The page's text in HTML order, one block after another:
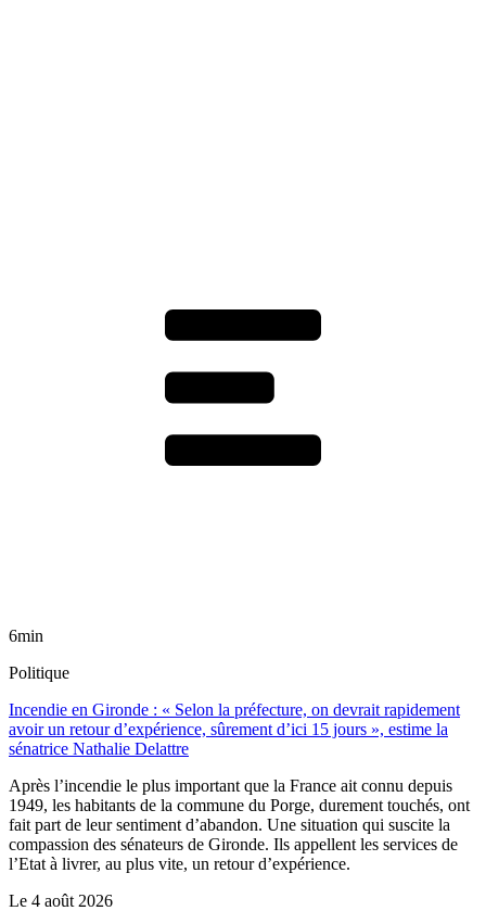
6min
Politique
Incendie en Gironde : « Selon la préfecture, on devrait rapidement
avoir un retour d’expérience, sûrement d’ici 15 jours », estime la
sénatrice Nathalie Delattre
Après l’incendie le plus important que la France ait connu depuis
1949, les habitants de la commune du Porge, durement touchés, ont
fait part de leur sentiment d’abandon. Une situation qui suscite la
compassion des sénateurs de Gironde. Ils appellent les services de
l’Etat à livrer, au plus vite, un retour d’expérience.
Le 4 août 2026